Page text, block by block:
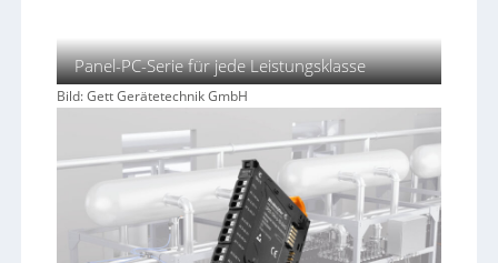
Panel-PC-Serie für jede Leistungsklasse
Bild: Gett Gerätetechnik GmbH